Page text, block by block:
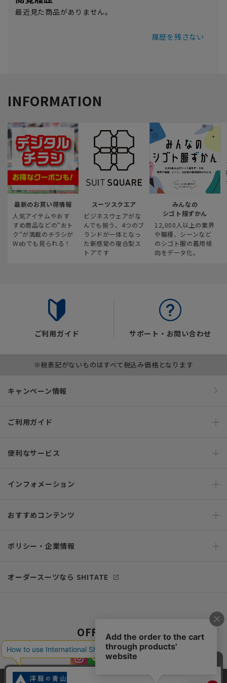
最近見た商品がありません。
履歴を残さない
INFORMATION
最新のお買い得情報
人気アイテムやおす
すめ商品などの“おト
ク“が満載のチラシが
Webでも見られる！
スーツスクエア
ビジネスウェアがな
んでも揃う、4つのブ
ランドが一体となっ
た新感覚の複合型ス
トアです
みんなの
シゴト服ずかん
12,000人以上の業界
や職種、シーンなど
のシゴト服の着用傾
向をデータ化。
ご利用ガイド サポート・お問い合わせ
※税表記がないものはすべて税込み価格となります
キャンペーン情報
ご利用ガイド
便利なサービス
インフォメーション
おすすめコンテンツ
ポリシー・企業情報
オーダースーツなら SHITATE
OFFICIAL SNS